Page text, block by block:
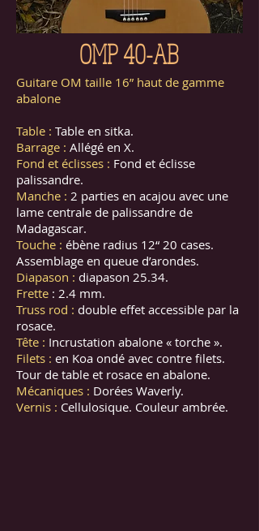
OMP 40-AB
Guitare OM taille 16” haut de gamme
abalone
Table : Table en sitka.
Barrage : Allégé en X.
Fond et éclisses : Fond et éclisse
palissandre.
Manche : 2 parties en acajou avec une
lame centrale de palissandre de
Madagascar.
Touche : ébène radius 12“ 20 cases.
Assemblage en queue d’arondes.
Diapason : diapason 25.34.
Frette : 2.4 mm.
Truss rod : double effet accessible par la
rosace.
Tête : Incrustation abalone « torche ».
Filets : en Koa ondé avec contre filets.
Tour de table et rosace en abalone.
Mécaniques : Dorées Waverly.
Vernis : Cellulosique. Couleur ambrée.